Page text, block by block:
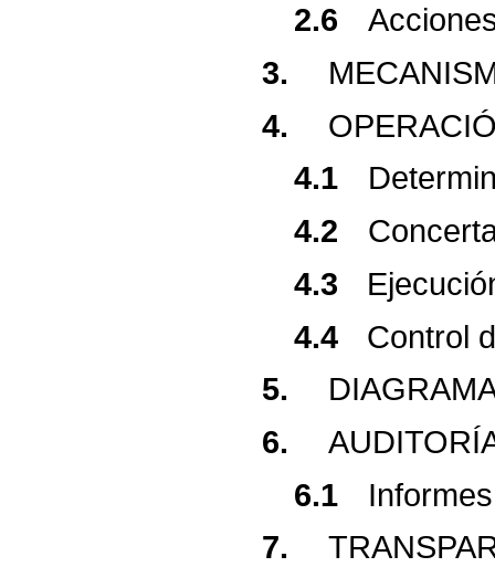
2.6
3.
4.
4.1
4.2
4.3
4.4
Control
5.
6.
AUDITORÍ
6.1
7.